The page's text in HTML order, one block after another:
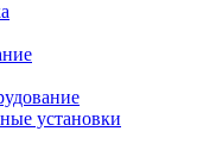
установки